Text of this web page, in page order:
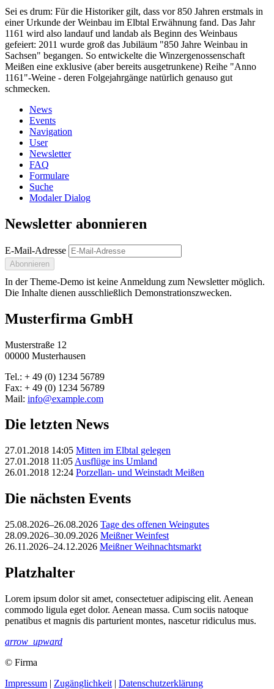
Sei es drum: Für die Historiker gilt, dass vor 850 Jahren erstmals in
einer Urkunde der Weinbau im Elbtal Erwähnung fand. Das Jahr
1161 wird also landauf und landab als Beginn des Weinbaus
gefeiert: 2011 wurde groß das Jubiläum "850 Jahre Weinbau in
Sachsen" begangen. So entwickelte die Winzergenossenschaft
Meißen eine exklusive (aber bereits ausgetrunkene) Reihe "Anno
1161"-Weine - deren Folgejahrgänge natürlich genauso gut
schmecken.
News
Events
Navigation
User
Newsletter
FAQ
Formulare
Suche
Modaler Dialog
Newsletter abonnieren
E-Mail-Adresse
Abonnieren
In der Theme-Demo ist keine Anmeldung zum Newsletter möglich.
Die Inhalte dienen ausschließlich Demonstrationszwecken.
Musterfirma GmbH
Musterstraße 12
00000 Musterhausen
Tel.: + 49 (0) 1234 56789
Fax: + 49 (0) 1234 56789
Mail: info@example.com
Die letzten News
27.01.2018 14:05 Mitten im Elbtal gelegen
27.01.2018 11:05 Ausflüge ins Umland
26.01.2018 12:24 Porzellan- und Weinstadt Meißen
Die nächsten Events
25.08.2026–26.08.2026 Tage des offenen Weingutes
28.09.2026–30.09.2026 Meißner Weinfest
26.11.2026–24.12.2026 Meißner Weihnachtsmarkt
Platzhalter
Lorem ipsum dolor sit amet, consectetuer adipiscing elit. Aenean
commodo ligula eget dolor. Aenean massa. Cum sociis natoque
penatibus et magnis dis parturient montes, nascetur ridiculus mus.
arrow_upward
© Firma
Impressum | Zugänglichkeit | Datenschutz­erklärung